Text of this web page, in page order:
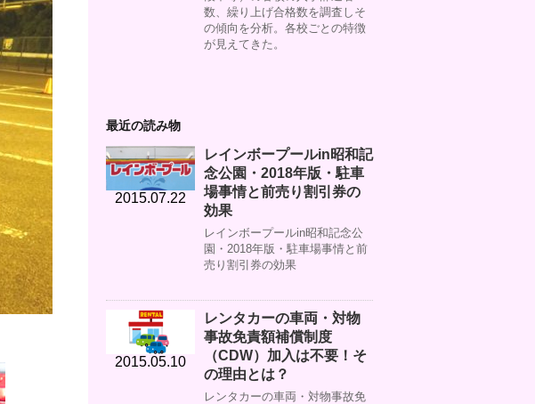
数、繰り上げ合格数を調査しそ
の傾向を分析。各校ごとの特徴
が見えてきた。
最近の読み物
2015.07.22
レインボープールin昭和記
念公園・2018年版・駐車
場事情と前売り割引券の
効果
レインボープールin昭和記念公
園・2018年版・駐車場事情と前
売り割引券の効果
2015.05.10
レンタカーの車両・対物
事故免責額補償制度
（CDW）加入は不要！そ
の理由とは？
レンタカーの車両・対物事故免